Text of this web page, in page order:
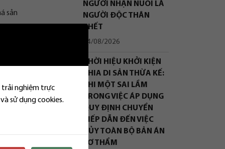
sản
hiện
NGƯỜI NHẬN NUÔI LÀ
NGƯỜI ĐỘC THÂN
CHẾT
04/08/2026
THỜI HIỆU KHỞI KIỆN
CHIA DI SẢN THỪA KẾ:
KHI MỘT SAI LẦM
TRONG VIỆC ÁP DỤNG
QUY ĐỊNH CHUYỂN
TIẾP DẪN ĐẾN VIỆC
HỦY TOÀN BỘ BẢN ÁN
SƠ THẨM
trải nghiệm trực
sử dụng cookies.